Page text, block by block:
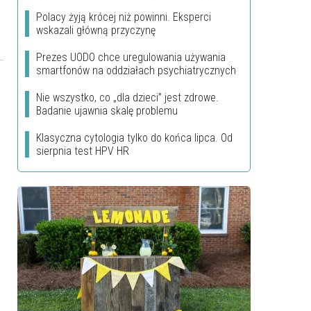
Polacy żyją krócej niż powinni. Eksperci
wskazali główną przyczynę
Prezes UODO chce uregulowania używania
smartfonów na oddziałach psychiatrycznych
Nie wszystko, co „dla dzieci” jest zdrowe.
Badanie ujawnia skalę problemu
Klasyczna cytologia tylko do końca lipca. Od
sierpnia test HPV HR